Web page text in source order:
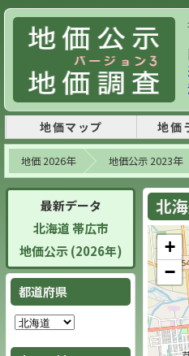
地価マップ 地価
地価 2026年 地価公示 2023年
最新データ
北海道 帯広市
地価公示 (2026年)
都道府県
北
+
−